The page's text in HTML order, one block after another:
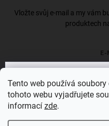
Tento web používá
tohoto webu vyjadřujete
informací zde.
Vložte svůj e-mail a my vám
produktech
Vložením e-mailu souhlasíte s